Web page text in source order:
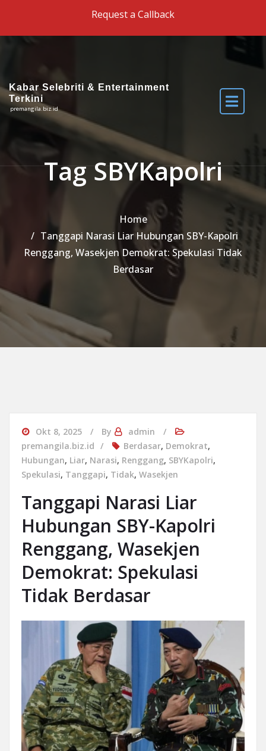
Request a Callback
Kabar Selebriti & Entertainment
Terkini
premangila.biz.id
Tag SBYKapolri
Home
Tanggapi Narasi Liar Hubungan SBY-Kapolri
Renggang, Wasekjen Demokrat: Spekulasi Tidak
Berdasar
Okt 8, 2025 By
admin
premangila.biz.id
Berdasar, Demokrat,
Hubungan, Liar, Narasi, Renggang, SBYKapolri,
Spekulasi, Tanggapi, Tidak, Wasekjen
Tanggapi Narasi Liar
Hubungan SBY-Kapolri
Renggang, Wasekjen
Demokrat: Spekulasi
Tidak Berdasar